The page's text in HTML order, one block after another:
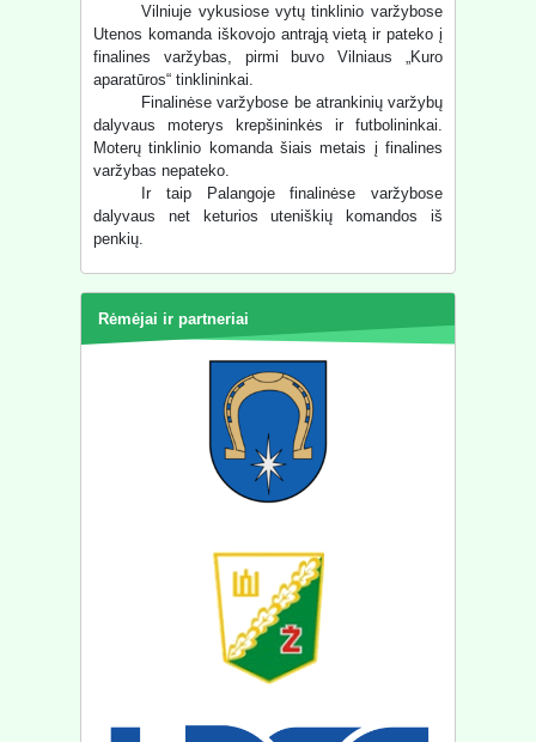
Vilniuje vykusiose vytų tinklinio varžybose
Utenos komanda iškovojo antrąją vietą ir pateko į
finalines varžybas, pirmi buvo Vilniaus „Kuro
aparatūros“ tinklininkai.
Finalinėse varžybose be atrankinių varžybų
dalyvaus moterys krepšininkės ir futbolininkai.
Moterų tinklinio komanda šiais metais į finalines
varžybas nepateko.
Ir taip Palangoje finalinėse varžybose
dalyvaus net keturios uteniškių komandos iš
penkių.
Rėmėjai ir partneriai